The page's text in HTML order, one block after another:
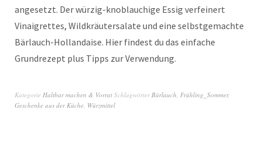
angesetzt. Der würzig-knoblauchige Essig verfeinert
Vinaigrettes, Wildkräutersalate und eine selbstgemachte
Bärlauch-Hollandaise. Hier findest du das einfache
Grundrezept plus Tipps zur Verwendung.
Kategorie Haltbar machen & Vorrat SchlagwörterBärlauch, Frühling_Sommer,
Geschenke aus der Küche, Würzmittel